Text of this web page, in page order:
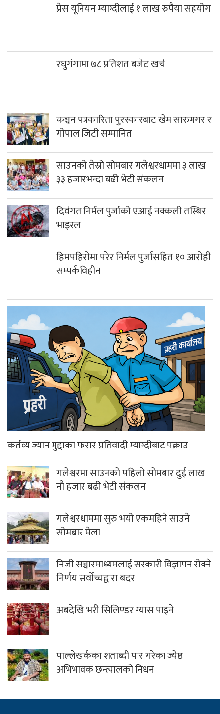
प्रेस यूनियन म्याग्दीलाई १ लाख रुपैया सहयोग
रघुगंगामा ७८ प्रतिशत बजेट खर्च
कञ्चन पत्रकारिता पुरस्कारबाट खेम सारुमगर र
गोपाल जिटी सम्मानित
साउनको तेस्रो सोमबार गलेश्वरधाममा ३ लाख
३३ हजारभन्दा बढी भेटी संकलन
दिवंगत निर्मल पुर्जाको एआई नक्कली तस्बिर
भाइरल
हिमपहिरोमा परेर निर्मल पुर्जासहित १० आरोही
सम्पर्कविहीन
कर्तव्य ज्यान मुद्दाका फरार प्रतिवादी म्याग्दीबाट पक्राउ
गलेश्वरमा साउनको पहिलो सोमबार दुई लाख
नौ हजार बढी भेटी संकलन
गलेश्वरधाममा सुरु भयो एकमहिने साउने
सोमबार मेला
निजी सञ्चारमाध्यमलाई सरकारी विज्ञापन रोक्ने
निर्णय सर्वोच्चद्वारा बदर
अबदेखि भरी सिलिण्डर ग्यास पाइने
पाल्लेखर्कका शताब्दी पार गरेका ज्येष्ठ
अभिभावक छन्त्यालको निधन